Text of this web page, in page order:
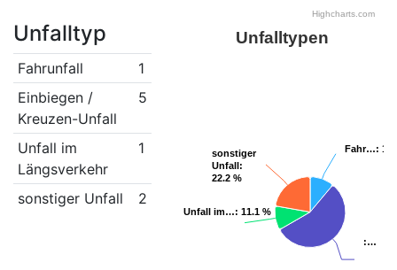
Highcharts.com
Unfalltyp
Fahrunfall
1
Einbiegen /
Kreuzen-Unfall
5
Unfall im
Längsverkehr
1
sonstiger Unfall 2
Unfalltypen
Fahr…:
Fahr…:
:…
:…
Unfall im…: 11.1 %
Unfall im…: 11.1 %
sonstiger
Unfall:
22.2 %
sonstiger
Unfall:
22.2 %